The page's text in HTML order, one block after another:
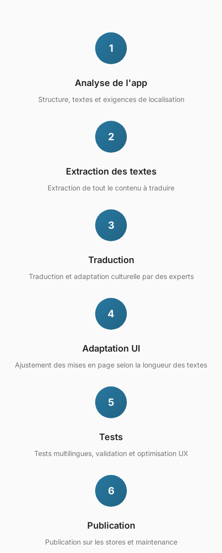
1
Analyse de l'app
Structure, textes et exigences de localisation
2
Extraction des textes
Extraction de tout le contenu à traduire
3
Traduction
Traduction et adaptation culturelle par des experts
4
Adaptation UI
Ajustement des mises en page selon la longueur des textes
5
Tests
Tests multilingues, validation et optimisation UX
6
Publication
Publication sur les stores et maintenance